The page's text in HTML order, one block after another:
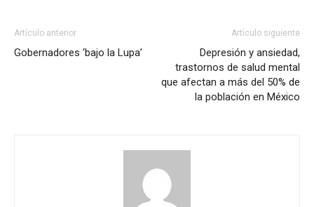
Artículo anterior
Gobernadores ‘bajo la Lupa’
Artículo siguiente
Depresión y ansiedad,
trastornos de salud mental
que afectan a más del 50% de
la población en México